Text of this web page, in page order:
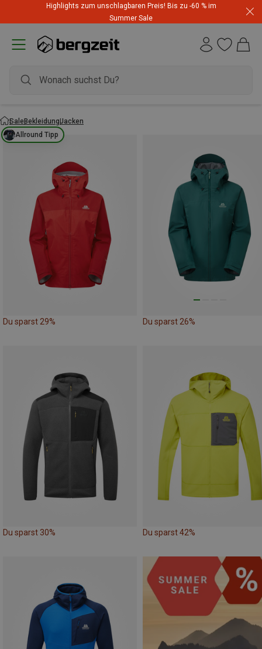
Highlights zum unschlagbaren Preis! Bis zu -60 % im
Summer Sale
SaleBekleidungJacken
Allround Tipp
Du sparst 29% Du sparst 26%
Du sparst 30% Du sparst 42%